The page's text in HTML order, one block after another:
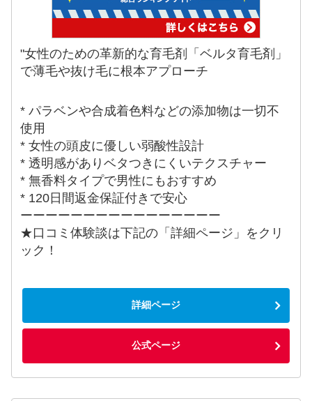
"女性のための革新的な育毛剤「ベルタ育毛剤」
で薄毛や抜け毛に根本アプローチ
* パラベンや合成着色料などの添加物は一切不
使用
* 女性の頭皮に優しい弱酸性設計
* 透明感がありベタつきにくいテクスチャー
* 無香料タイプで男性にもおすすめ
* 120日間返金保証付きで安心
ーーーーーーーーーーーーーーーー
★口コミ体験談は下記の「詳細ページ」をクリ
ック！
詳細ページ
公式ページ